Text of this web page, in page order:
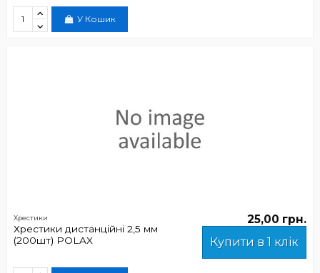
У Кошик
Хрестики
Хрестики дистанційні 2,5 мм
(200шт) POLAX
25,00 грн.
Купити в 1 клік